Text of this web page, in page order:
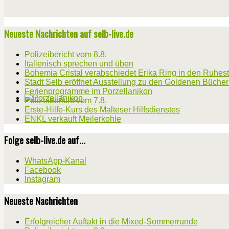
Neueste Nachrichten auf selb-live.de
Polizeibericht vom 8.8.
Italienisch sprechen und üben
Bohemia Cristal verabschiedet Erika Ring in den
Stadt Selb eröffnet Ausstellung zu den Goldenen
Ferienprogramme im Porzellanikon
Polizeibericht vom 7.8.
Erste-Hilfe-Kurs des Malteser Hilfsdienstes
ENKL verkauft Meilerkohle
Folge selb-live.de auf...
WhatsApp-Kanal
Facebook
Instagram
Neueste Nachrichten
Erfolgreicher Auftakt in die Mixed-Sommerrunde